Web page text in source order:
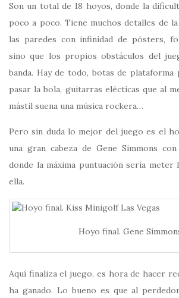
Son un total de 18 hoyos, donde la
poco a poco. Tiene muchos detalles de
las paredes con infinidad de pósters,
sino que los propios obstáculos del
banda. Hay de todo, botas de plataforma
pasar la bola, guitarras elécticas que al
mástil suena una música rockera…
Pero sin duda lo mejor del juego es el
una gran cabeza de Gene Simmons
donde la máxima puntuación sería meter
ella.
Hoyo final. Gene
Aquí finaliza el juego, es hora de hacer
ha ganado. Lo bueno es que al